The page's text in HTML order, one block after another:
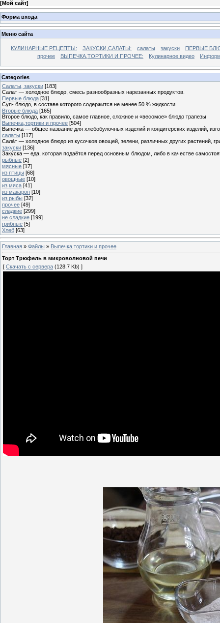
[Мой сайт]
Форма входа
Меню сайта
КУЛИНАРНЫЕ РЕЦЕПТЫ: ЗАКУСКИ,САЛАТЫ: салаты закуски
ПЕРВЫЕ
прочее
ВЫПЕЧКА,ТОРТИКИ И ПРОЧЕЕ: Кулинарное видео
Categories
Cалаты, закуски [183]
Салат — холодное блюдо, смесь разнообразных нарезанных продуктов.
Первые блюда [31]
Суп- блюдо, в составе которого содержится не менее 50 % жидкости
Вторые блюда [165]
Второе блюдо, как правило, самое главное, сложное и «весомое» блюдо трапезы
Выпечка,тортики и прочее [504]
Выпечка — общее название для хлебобулочных изделий и кондитерских изделий,
салаты [117]
Сала́т — холодное блюдо из кусочков овощей, зелени, различных других растений,
закуски [136]
Заку́ска — еда, которая подаётся перед основным блюдом, либо в качестве
рыбные [2]
мясные [17]
из птицы [68]
овощные [10]
из мяса [41]
из макарон [10]
из рыбы [32]
прочее [49]
сладкие [299]
не сладкие [199]
грибные [5]
Хлеб [63]
Главная » Файлы » Выпечка,тортики и прочее
Торт Трюфель в микроволновой печи
[ Скачать с сервера (128.7 Kb) ]